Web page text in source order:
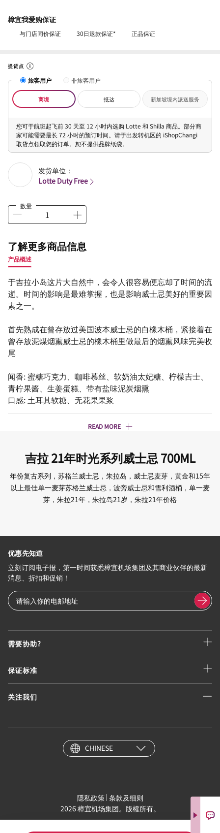
樟宜我爱购保证
与门店同价保证 30日退款保证* 正品保证
提货点
旅客用户 非旅客用户
离境 抵达 新加坡境内派送服务
您可于航班起飞前 30 天至 12 小时内选购 Lotte 和 Shilla 商品。部分商
家可能需要最长 72 小时的预订时间。请于出发转机区的 iShopChangi
取货点领取您的订单。恕不提供品牌纸袋。
发货单位：
Lotte Duty Free
数量
了解更多商品信息
产品概述
于吉拉小岛这片大自然中，会令人很容易便忘却了时间的流
逝。时间的影响是最难掌握，也是影响威士忌美好的重要因
素之一。
首先熟成在曾存放过美国波本威士忌的白橡木桶，紧接着在
曾存放泥煤烟熏威士忌的橡木桶里做最后的烟熏风味完美收
尾
闻香: 蜜糖巧克力、咖啡慕丝、软奶油太妃糖、柠檬吉士、
青柠果酱、生姜蛋糕、带有盐味泥炭烟熏
口感: 土耳其软糖、无花果果浆
READ MORE
吉拉 21年时光系列威士忌 700ML
年份复古系列，苏格兰威士忌，朱拉岛，威士忌麦芽，黄金和15年
以上最佳单一麦芽苏格兰威士忌，波旁威士忌和雪利酒桶，单一麦
芽，朱拉21年，朱拉岛21岁，朱拉21年价格
需要协助?
保证标准
关注我们
优惠先知道
立刻订阅电子报，第一时间获悉樟宜机场集团及其商业伙伴的最新
消息、折扣和促销！
CHINESE
隱私政策 条款及细则
2026 樟宜机场集团。版權所有。